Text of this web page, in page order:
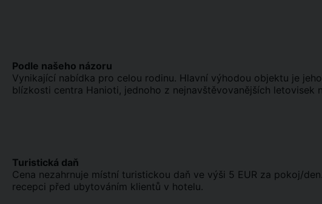
Podle našeho názoru
Vynikající nabídka pro celou rodinu. Hlavní výhodou objektu je
blízkosti centra Hanioti, jednoho z nejnavštěvovanějších letovisek
Turistická daň
Cena nezahrnuje místní turistickou daň ve výši 5 EUR za pokoj/
recepci před ubytováním klientů v hotelu.